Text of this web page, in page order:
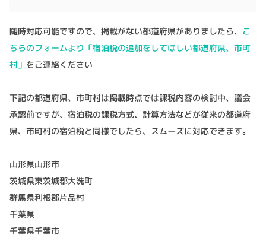
随時対応可能ですので、掲載がない都道府県がありましたら、 こ
ちらのフォームより「宿泊税の追加をしてほしい都道府県、市町
村」 をご連絡ください
下記の都道府県、市町村は掲載時点では課税内容の検討中、議会
承認前ですが、宿泊税の課税方式、計算方法などが従来の都道府
県、市町村の宿泊税と同様でしたら、スムーズに対応できます。
山形県山形市
茨城県東茨城郡大洗町
群馬県利根郡片品村
千葉県
千葉県千葉市